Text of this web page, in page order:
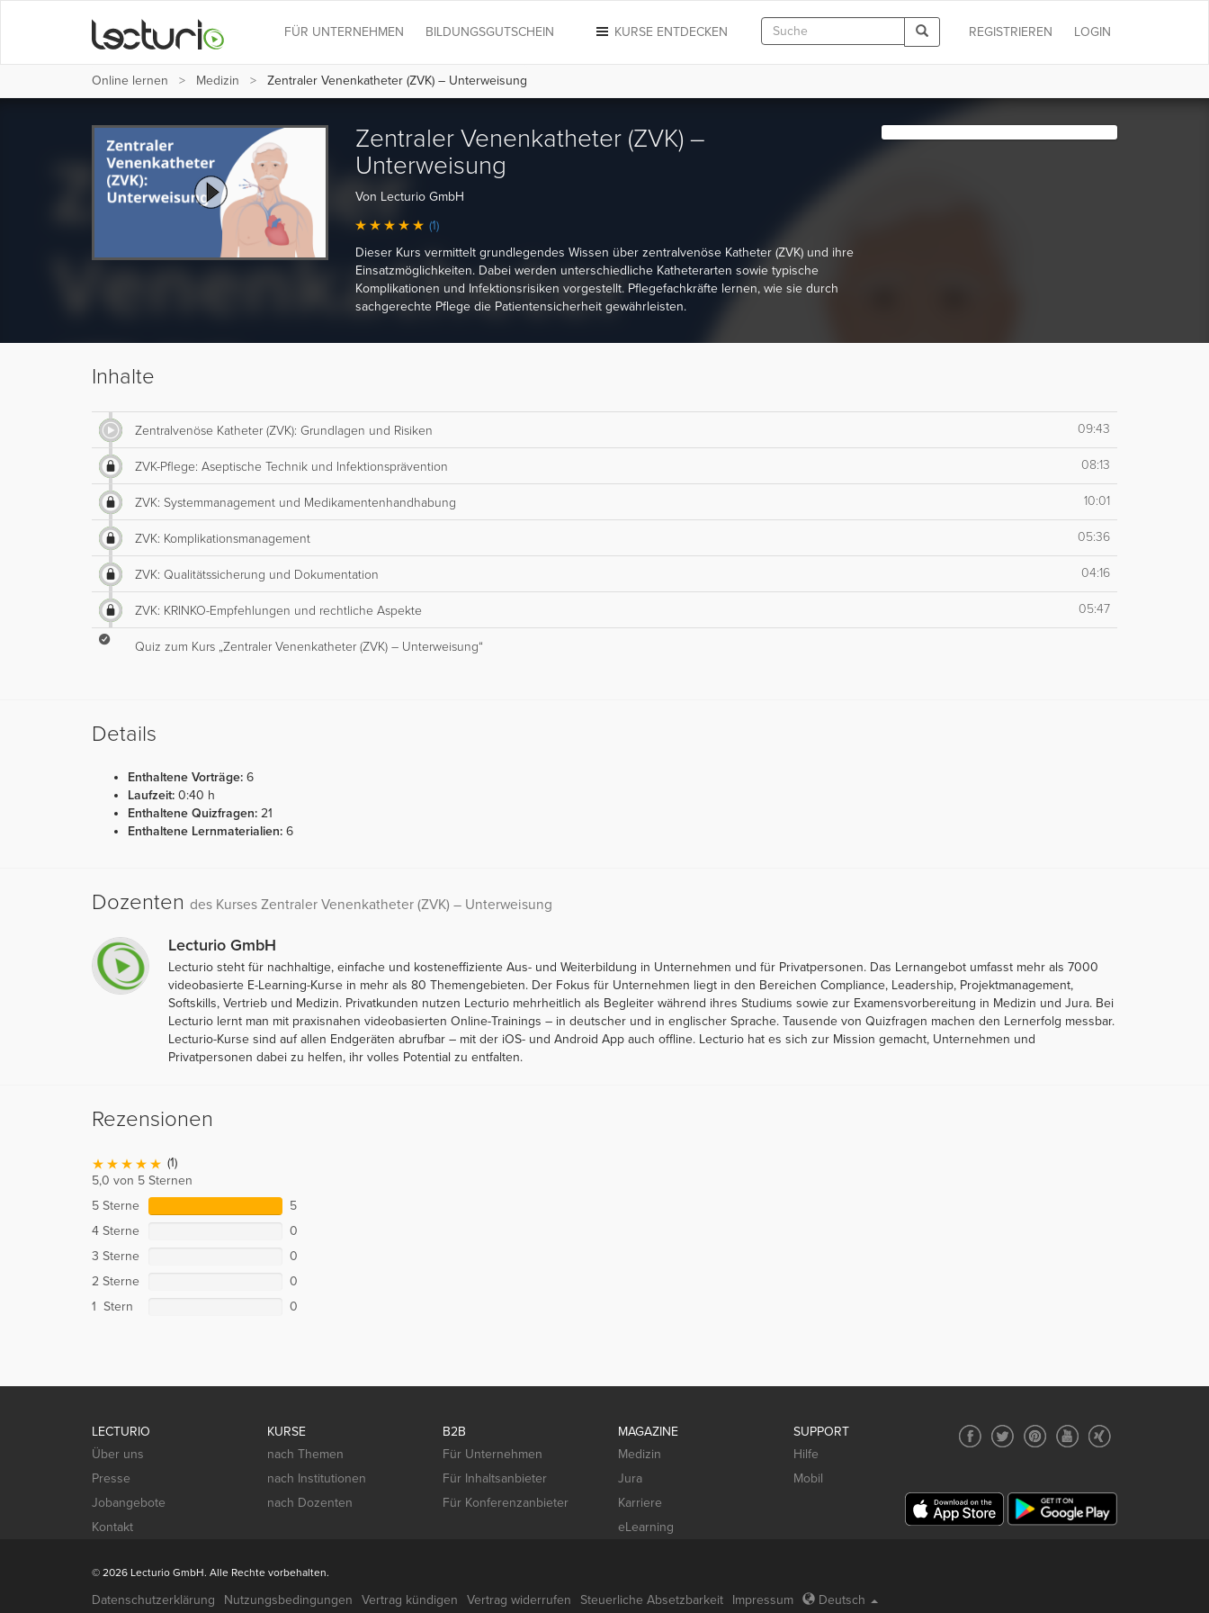
LOGIN
REGISTRIEREN
KURSE ENTDECKEN
FÜR UNTERNEHMEN BILDUNGSGUTSCHEIN
Online lernen Medizin Zentraler Venenkatheter (ZVK) – Unterweisung
Zentraler Venenkatheter (ZVK) –
Unterweisung
Von Lecturio GmbH
(1)
Dieser Kurs vermittelt grundlegendes Wissen über zentralvenöse Katheter (ZVK) und ihre
Einsatzmöglichkeiten. Dabei werden unterschiedliche Katheterarten sowie typische
Komplikationen und Infektionsrisiken vorgestellt. Pflegefachkräfte lernen, wie sie durch
sachgerechte Pflege die Patientensicherheit gewährleisten.
Inhalte
Zentralvenöse Katheter (ZVK): Grundlagen und Risiken 09:43
ZVK-Pflege: Aseptische Technik und Infektionsprävention 08:13
ZVK: Systemmanagement und Medikamentenhandhabung 10:01
ZVK: Komplikationsmanagement 05:36
ZVK: Qualitätssicherung und Dokumentation 04:16
ZVK: KRINKO-Empfehlungen und rechtliche Aspekte 05:47
Quiz zum Kurs „Zentraler Venenkatheter (ZVK) – Unterweisung“
Details
Enthaltene Vorträge: 6
Laufzeit: 0:40 h
Enthaltene Quizfragen: 21
Enthaltene Lernmaterialien: 6
Dozenten des Kurses Zentraler Venenkatheter (ZVK) – Unterweisung
Lecturio GmbH
Lecturio steht für nachhaltige, einfache und kosteneffiziente Aus- und Weiterbildung in Unternehmen und für Privatpersonen. Das Lernangebot umfasst mehr als 7000
videobasierte E-Learning-Kurse in mehr als 80 Themengebieten. Der Fokus für Unternehmen liegt in den Bereichen Compliance, Leadership, Projektmanagement,
Softskills, Vertrieb und Medizin. Privatkunden nutzen Lecturio mehrheitlich als Begleiter während ihres Studiums sowie zur Examensvorbereitung in Medizin und Jura. Bei
Lecturio lernt man mit praxisnahen videobasierten Online-Trainings – in deutscher und in englischer Sprache. Tausende von Quizfragen machen den Lernerfolg messbar.
Lecturio-Kurse sind auf allen Endgeräten abrufbar – mit der iOS- und Android App auch offline. Lecturio hat es sich zur Mission gemacht, Unternehmen und
Privatpersonen dabei zu helfen, ihr volles Potential zu entfalten.
Rezensionen
(1)
5,0 von 5 Sternen
5 Sterne
5
4 Sterne
0
3 Sterne
0
2 Sterne
0
1 Stern
0
LECTURIO
Über uns
Presse
Jobangebote
Kontakt
KURSE
nach Themen
nach Institutionen
nach Dozenten
B2B
Für Unternehmen
Für Inhaltsanbieter
Für Konferenzanbieter
MAGAZINE
Medizin
Jura
Karriere
eLearning
SUPPORT
Hilfe
Mobil
© 2026 Lecturio GmbH. Alle Rechte vorbehalten.
Datenschutzerklärung Nutzungsbedingungen Vertrag kündigen Vertrag widerrufen Steuerliche Absetzbarkeit Impressum Deutsch